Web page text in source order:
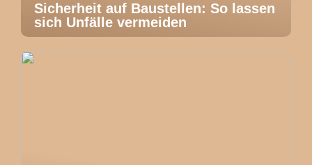
Sicherheit auf Baustellen: So lassen
sich Unfälle vermeiden